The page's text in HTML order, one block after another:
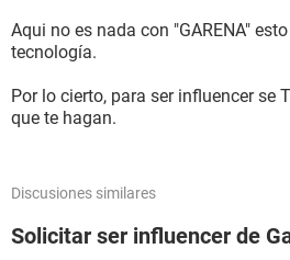
Aqui no es nada con "GARENA"
tecnología.
Por lo cierto, para ser influencer se
que te hagan.
Discusiones similares
Solicitar ser influencer de